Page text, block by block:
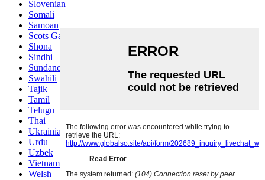
Slovenian
Somali
Samoan
Scots Gaelic
Shona
Sindhi
Sundanese
Swahili
Tajik
Tamil
Telugu
Thai
Ukrainian
Urdu
Uzbek
Vietnamese
Welsh